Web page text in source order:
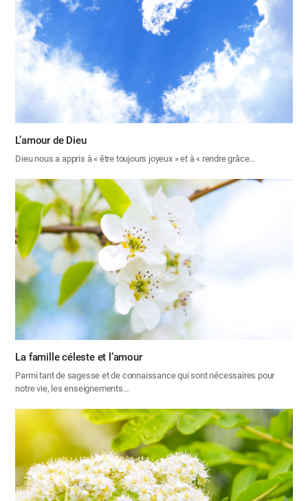
L’amour de Dieu
Dieu nous a appris à « être toujours joyeux » et à « rendre grâce…
La famille céleste et l’amour
Parmi tant de sagesse et de connaissance qui sont nécessaires pour
notre vie, les enseignements…